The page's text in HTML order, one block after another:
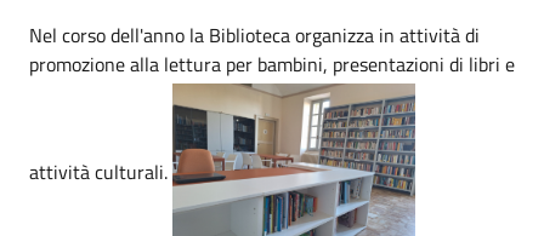
Nel corso dell'anno la Biblioteca organizza in attività di
promozione alla lettura per bambini, presentazioni di libri e
attività culturali.